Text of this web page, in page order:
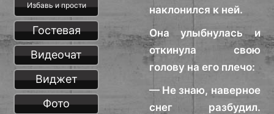
наклонился к ней.
Она улыбнулась и
откинула свою
голову на его плечо:
— Не знаю, наверное
снег разбудил.
Избавь и прости
Гостевая
Видеочат
Виджет
Фото